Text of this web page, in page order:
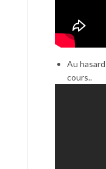
Au
cours..